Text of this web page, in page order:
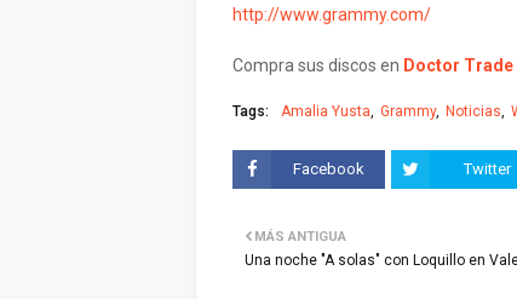
http://www.grammy.com/
Compra sus discos en Doctor Trade
Tags: Amalia Yusta Grammy Noticias
Facebook Twitter
MÁS ANTIGUA
Una noche "A solas" con Loquillo en